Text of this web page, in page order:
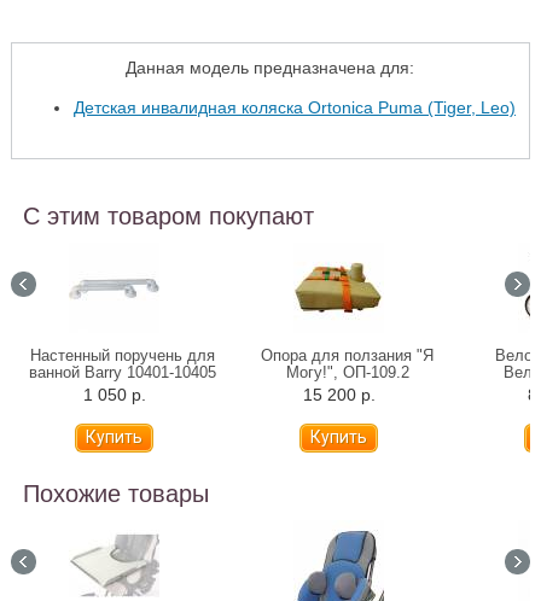
Данная модель предназначена для:
Детская инвалидная коляска Ortonica Puma (Tiger, Leo)
С этим товаром покупают
Настенный поручень для
ванной Barry 10401-10405
(31-81 см)
1 050 р.
Опора для ползания "Я
Могу!", ОП-109.2
15 200 р.
Похожие товары